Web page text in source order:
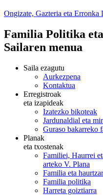
Ongizate, Gazteria eta Erronka
Familia Politika
Sailaren menua
Saila ezagutu
Aurkezpena
Kontaktua
Erregistroak
eta izapideak
Izatezko bikoteak
Jardunaldial eta
Guraso bakarreko
Planak
eta txostenak
Familiei, Haurrei
arteko V. Plana
Familia eta
Familia politika
Harreta goiztiarra